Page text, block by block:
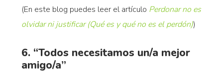
(En este blog puedes leer el artículo Perdonar no es
olvidar ni justificar (Qué es y qué no es el perdón))
6. “Todos necesitamos un/a mejor
amigo/a”